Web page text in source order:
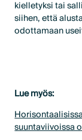
kielletyksi tai
siihen, että
odottamaan
Lue myös:
suuntaviivoissa